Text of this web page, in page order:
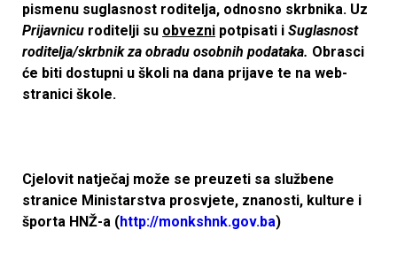
pismenu suglasnost roditelja, odnosno skrbnika. Uz
Prijavnicu roditelji su obvezni potpisati i Suglasnost
roditelja/skrbnik za obradu osobnih podataka. Obrasci
će biti dostupni u školi na dana prijave te na web-
stranici škole.
Cjelovit natječaj može se preuzeti sa službene
stranice Ministarstva prosvjete, znanosti, kulture i
športa HNŽ-a (http://monkshnk.gov.ba)